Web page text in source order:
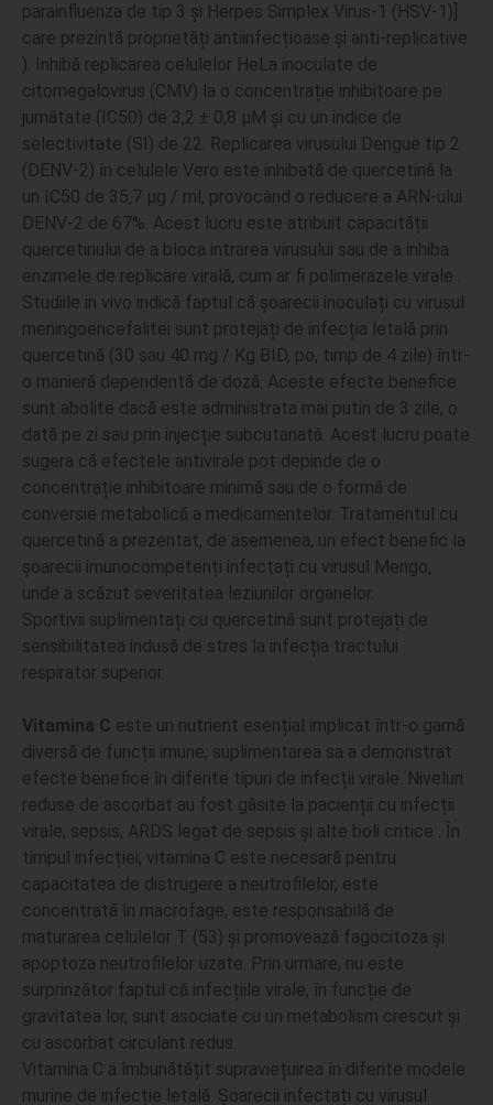
parainfluenza de tip 3 și Herpes Simplex Virus-1 (HSV-1)]
care prezintă proprietăți antiinfecțioase și anti-replicative
). Inhibă replicarea celulelor HeLa inoculate de
citomegalovirus (CMV) la o concentrație inhibitoare pe
jumătate (IC50) de 3,2 ± 0,8 μM și cu un indice de
selectivitate (SI) de 22. Replicarea virusului Dengue tip 2
(DENV-2) în celulele Vero este inhibată de quercetină la
un IC50 de 35,7 μg / ml, provocând o reducere a ARN-ului
DENV-2 de 67%. Acest lucru este atribuit capacității
quercetinului de a bloca intrarea virusului sau de a inhiba
enzimele de replicare virală, cum ar fi polimerazele virale .
Studiile in vivo indică faptul că șoarecii inoculați cu virusul
meningoencefalitei sunt protejați de infecția letală prin
quercetină (30 sau 40 mg / Kg BID, po, timp de 4 zile) într-
o manieră dependentă de doză. Aceste efecte benefice
sunt abolite dacă este administrata mai putin de 3 zile, o
dată pe zi sau prin injecție subcutanată. Acest lucru poate
sugera că efectele antivirale pot depinde de o
concentrație inhibitoare minimă sau de o formă de
conversie metabolică a medicamentelor. Tratamentul cu
quercetină a prezentat, de asemenea, un efect benefic la
șoarecii imunocompetenți infectați cu virusul Mengo,
unde a scăzut severitatea leziunilor organelor.
Sportivii suplimentați cu quercetină sunt protejați de
sensibilitatea indusă de stres la infecția tractului
respirator superior.
Vitamina C este un nutrient esențial implicat într-o gamă
diversă de funcții imune; suplimentarea sa a demonstrat
efecte benefice în diferite tipuri de infecții virale. Niveluri
reduse de ascorbat au fost găsite la pacienții cu infecții
virale, sepsis, ARDS legat de sepsis și alte boli critice . În
timpul infecției, vitamina C este necesară pentru
capacitatea de distrugere a neutrofilelor, este
concentrată în macrofage, este responsabilă de
maturarea celulelor T (53) și promovează fagocitoza și
apoptoza neutrofilelor uzate. Prin urmare, nu este
surprinzător faptul că infecțiile virale, în funcție de
gravitatea lor, sunt asociate cu un metabolism crescut și
cu ascorbat circulant redus.
Vitamina C a îmbunătățit supraviețuirea în diferite modele
murine de infecție letală. Șoarecii infectați cu virusul